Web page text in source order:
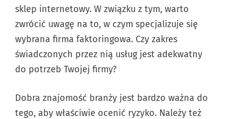
sklep internetowy. W związku z tym, warto
zwrócić uwagę na to, w czym specjalizuje się
wybrana firma faktoringowa. Czy zakres
świadczonych przez nią usług jest adekwatny
do potrzeb Twojej firmy?
Dobra znajomość branży jest bardzo ważna do
tego, aby właściwie ocenić ryzyko. Należy też